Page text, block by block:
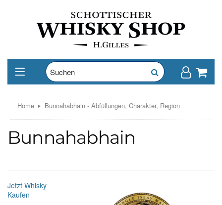
Home Bunnahabhain - Abfüllungen, Charakter, Region
Bunnahabhain
Jetzt Whisky
Kaufen